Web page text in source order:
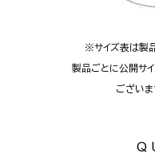
※サイズ表は製
製品ごとに公開サ
ございま
Q